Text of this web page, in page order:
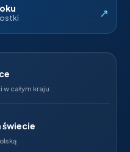
↗
całym kraju
świecie